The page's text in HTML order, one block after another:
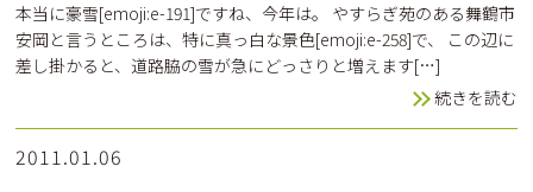
本当に豪雪[emoji:e-191]ですね、今年は。 やすらぎ苑のある舞鶴市
安岡と言うところは、特に真っ白な景色[emoji:e-258]で、 この辺に
差し掛かると、道路脇の雪が急にどっさりと増えます[…]
続きを読む
2011.01.06